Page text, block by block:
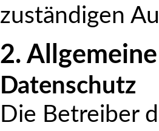
zuständigen
2.
Datenschutz
Die Betreiber